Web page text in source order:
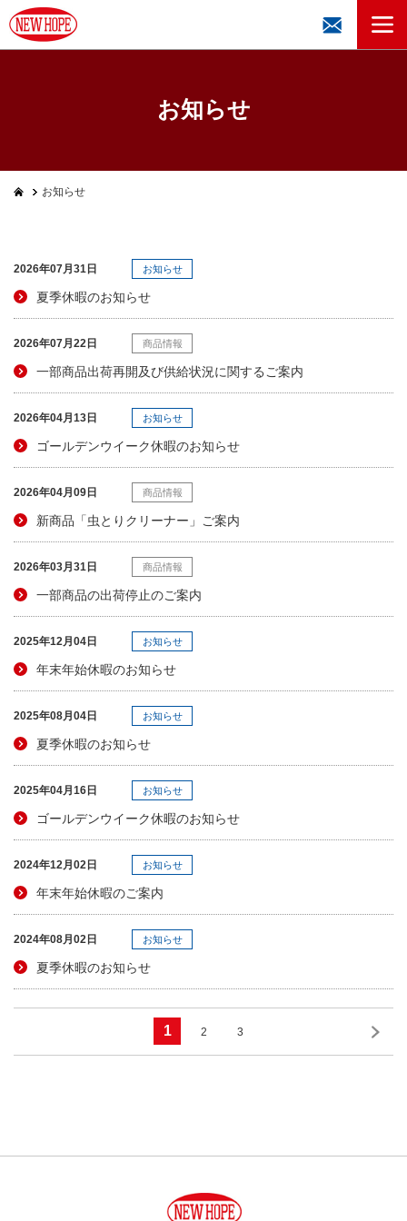
お知らせ
お知らせ
2026年07月31日 お知らせ
夏季休暇のお知らせ
2026年07月22日 商品情報
一部商品出荷再開及び供給状況に関するご案内
2026年04月13日 お知らせ
ゴールデンウイーク休暇のお知らせ
2026年04月09日 商品情報
新商品「虫とりクリーナー」ご案内
2026年03月31日 商品情報
一部商品の出荷停止のご案内
2025年12月04日 お知らせ
年末年始休暇のお知らせ
2025年08月04日 お知らせ
夏季休暇のお知らせ
2025年04月16日 お知らせ
ゴールデンウイーク休暇のお知らせ
2024年12月02日 お知らせ
年末年始休暇のご案内
2024年08月02日 お知らせ
夏季休暇のお知らせ
1 2 3